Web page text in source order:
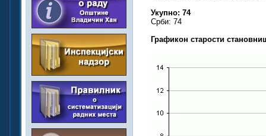
Укупно: 74
Срби: 74
Графикон старости